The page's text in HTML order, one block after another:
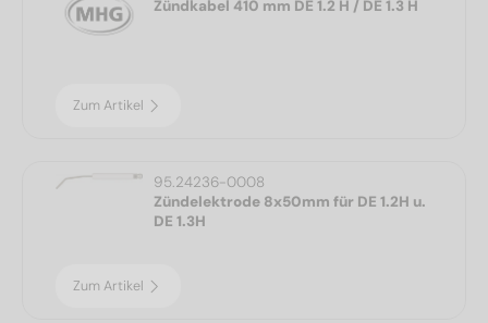
Zündkabel 410 mm DE 1.2 H / DE 1.3 H
Zum Artikel
95.24236-0008
Zündelektrode 8x50mm für DE 1.2H u.
DE 1.3H
Zum Artikel